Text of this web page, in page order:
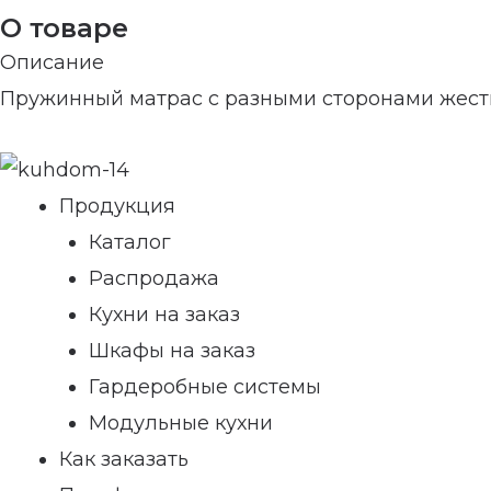
О товаре
Описание
Пружинный матрас с разными сторонами
Продукция
Каталог
Распродажа
Кухни на заказ
Шкафы на заказ
Гардеробные системы
Модульные кухни
Как заказать